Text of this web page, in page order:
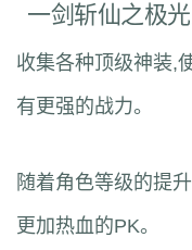
一剑斩仙之极
收集各种顶级神装,
有更强的战力。
随着角色等级的提
更加热血的PK。